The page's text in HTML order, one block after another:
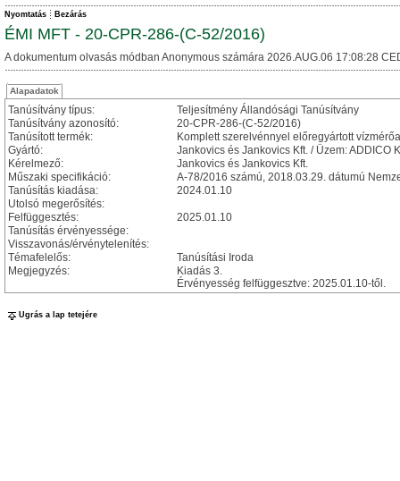
Nyomtatás Bezárás
ÉMI MFT - 20-CPR-286-(C-52/2016)
A dokumentum olvasás módban Anonymous számára 2026.AUG.06 17:08:28
Alapadatok
Tanúsítvány típus:
Teljesítmény Állandósági Tanúsítvány
Tanúsítvány azonosító:
20-CPR-286-(C-52/2016)
Tanúsított termék:
Komplett szerelvénnyel előregyártott
Gyártó:
Jankovics és Jankovics Kft. / Üzem: ADDICO
Kérelmező:
Jankovics és Jankovics Kft.
Műszaki specifikáció:
A-78/2016 számú, 2018.03.29. dátumú
Tanúsítás kiadása:
2024.01.10
Utolsó megerősítés:
Felfüggesztés:
2025.01.10
Tanúsítás érvényessége:
Visszavonás/érvénytelenítés:
Témafelelős:
Tanúsítási Iroda
Megjegyzés:
Kiadás 3.
Érvényesség felfüggesztve: 2025.01.10-től.
Ugrás a lap tetejére